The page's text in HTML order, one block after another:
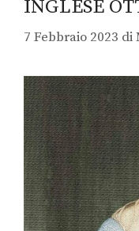
INGLESE
7 Febbraio 2023 di